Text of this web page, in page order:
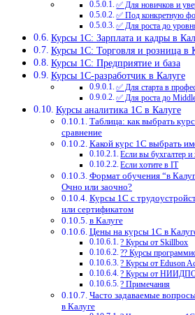
✅ Для новичков и
✅ Под конкретную
✅ Для роста до
Курсы 1С: Зарплата и кадры в
Курсы 1С: Торговля и розница в
Курсы 1С: Предприятие и база
Курсы 1С-разработчик в Калуге
✅ Для старта в
✅ Для роста до
Курсы аналитика 1С в Калуге
Таблица: как выбрать
сравнение
Какой курс 1С выбрать
Если вы бухгалтер и
Если хотите в IT
Формат обучения “в
Очно или заочно?
Курсы 1С с
или сертификатом
в Калуге
Цены на курсы 1С в
? Курсы от Skillbox
?‍? Курсы
? Курсы от Eduson
? Курсы от
? Примечания
Часто задаваемые
в Калуге